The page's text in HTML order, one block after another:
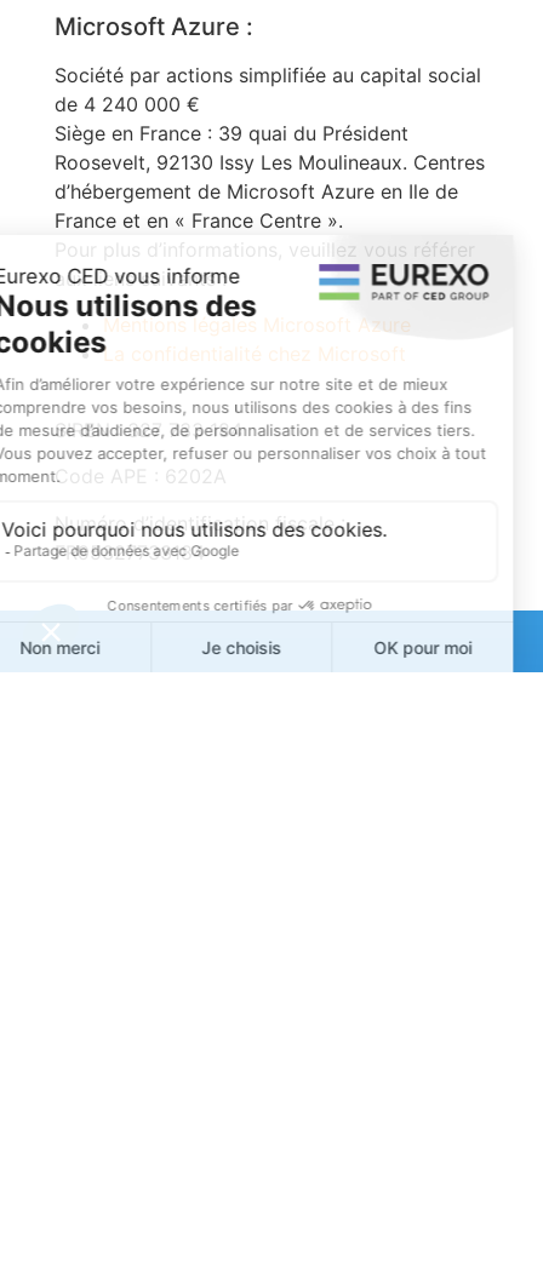
Microsoft Azure :
Société par actions simplifiée au capital social
de 4 240 000 €
Siège en France : 39 quai du Président
Roosevelt, 92130 Issy Les Moulineaux. Centres
d’hébergement de Microsoft Azure en Ile de
France et en « France Centre ».
Pour plus d’informations, veuillez vous référer
aux liens suivants :
Mentions légales Microsoft Azure
La confidentialité chez Microsoft
SIREN : 327 733 184
Code APE : 6202A
Numéro d’identification fiscale :
FR95327733184